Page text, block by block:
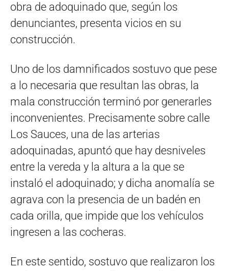
obra de adoquinado que, según los
denunciantes, presenta vicios en su
construcción.
Uno de los damnificados sostuvo que pese
a lo necesaria que resultan las obras, la
mala construcción terminó por generarles
inconvenientes. Precisamente sobre calle
Los Sauces, una de las arterias
adoquinadas, apuntó que hay desniveles
entre la vereda y la altura a la que se
instaló el adoquinado; y dicha anomalía se
agrava con la presencia de un badén en
cada orilla, que impide que los vehículos
ingresen a las cocheras.
En este sentido, sostuvo que realizaron los